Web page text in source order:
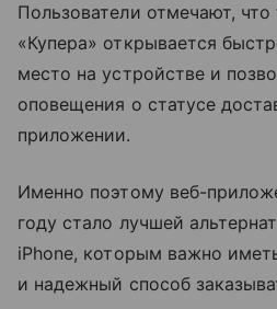
Пользователи отмечают, что
«Купера» открывается
место на устройстве и
оповещения о статусе
приложении.
Именно поэтому веб-
году стало лучшей
iPhone, которым важно
и надежный способ